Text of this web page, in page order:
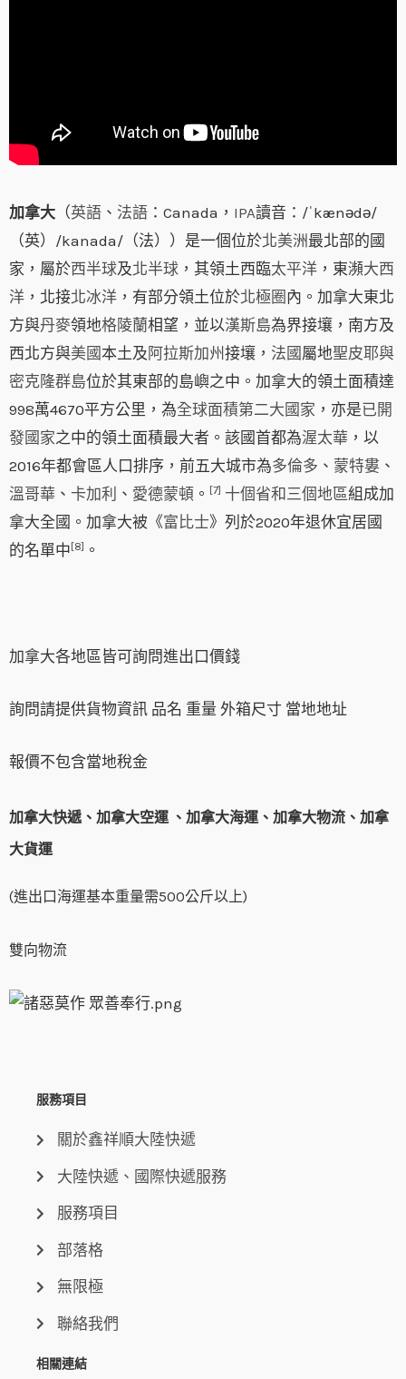
加拿大 （英語 、 法語 ：Canada， IPA讀音： /ˈkænədə/
（英） /kanada/ （法））是一個位於北美洲最北部的國
家，屬於西半球及北半球 ，其領土西臨太平洋 ，東瀕大西
洋 ，北接北冰洋 ，有部分領土位於北極圈 內。加拿大東北
方與丹麥領地格陵蘭相望，並以漢斯島為界接壤，南方及
西北方與美國本土及 阿拉斯加州接壤， 法國 屬地聖皮耶與
密克隆群島位於其東部的島嶼之中。加拿大的領土面積達
998萬4670平方公里，為全球面積第二大國家 ，亦是已開
發國家之中的領土面積最大者。該國首都為渥太華 ，以
2016年都會區人口排序，前五大城市為多倫多 、 蒙特婁 、
溫哥華 、 卡加利 、 愛德蒙頓 。 [7] 十個省和三個地區組成加
拿大全國。加拿大被《富比士》列於2020年退休宜居國
的名單中[8] 。
加拿大各地區皆可詢問進出口價錢
詢問請提供貨物資訊 品名 重量 外箱尺寸 當地地址
報價不包含當地稅金
加拿大快遞、加拿大空運 、加拿大海運、加拿大物流、加拿
大貨運
(進出口海運基本重量需500公斤以上)
雙向物流
服務項目
關於鑫祥順大陸快遞
大陸快遞、國際快遞服務
服務項目
部落格
無限極
聯絡我們
相關連結